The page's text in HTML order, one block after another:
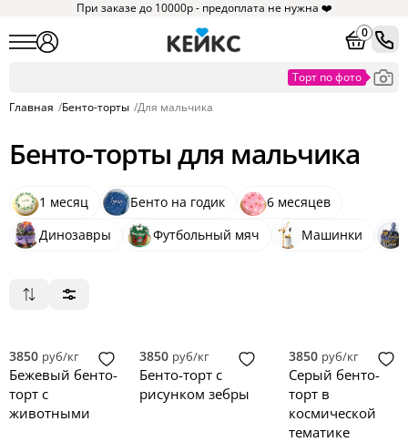
При заказе до 10000р - предоплата не нужна ❤️
0
Главная /Бенто-торты /Для мальчика
Бенто-торты для мальчика
1 месяц Бенто на годик
6 месяцев
Динозавры
Футбольный мяч Машинки
Сначала дорогие
Новинки
3850 руб/кг
Бежевый бенто-
торт с
животными
3850 руб/кг
Бенто-торт с
рисунком зебры
3850 руб/кг
Серый бенто-
торт в
космической
тематике